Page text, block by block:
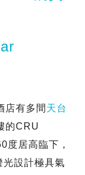
有多間 天台
的CRU
度居高臨下，
光設計極具氣